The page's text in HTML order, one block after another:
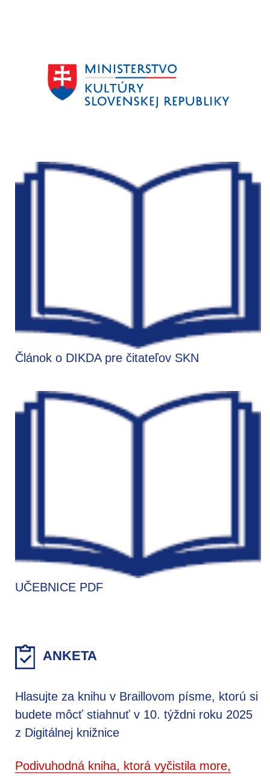
Článok o DIKDA pre čitateľov SKN
UČEBNICE PDF
ANKETA
Hlasujte za knihu v Braillovom písme, ktorú si
budete môcť stiahnuť v 10. týždni roku 2025
z Digitálnej knižnice
Podivuhodná kniha, ktorá vyčistila more,